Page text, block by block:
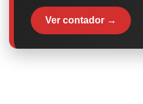
Ver contador →